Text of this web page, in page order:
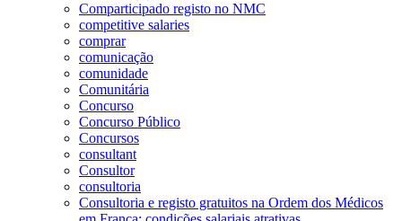
Comparticipado registo no NMC
competitive salaries
comprar
comunicação
comunidade
Comunitária
Concurso
Concurso Público
Concursos
consultant
Consultor
consultoria
Consultoria e registo gratuitos na Ordem dos Médicos